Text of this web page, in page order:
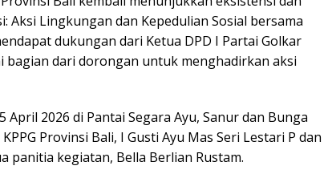
Aksi Lingkungan dan Kepedulian Sosial bersama
dukungan dari Ketua DPD I Partai Golkar
bagian dari dorongan untuk menghadirkan aksi
2026 di Pantai Segara Ayu, Sanur dan Bunga
Provinsi Bali, I Gusti Ayu Mas Seri Lestari P dan
panitia kegiatan, Bella Berlian Rustam.